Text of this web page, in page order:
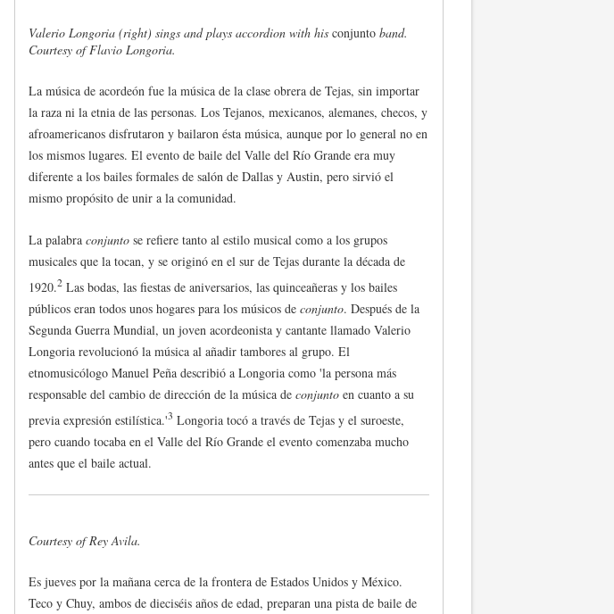
Valerio Longoria (right) sings and plays accordion with his conjunto band.
Courtesy of Flavio Longoria.
La música de acordeón fue la música de la clase obrera de Tejas, sin importar
la raza ni la etnia de las personas. Los Tejanos, mexicanos, alemanes, checos, y
afroamericanos disfrutaron y bailaron ésta música, aunque por lo general no en
los mismos lugares. El evento de baile del Valle del Río Grande era muy
diferente a los bailes formales de salón de Dallas y Austin, pero sirvió el
mismo propósito de unir a la comunidad.
La palabra conjunto se refiere tanto al estilo musical como a los grupos
musicales que la tocan, y se originó en el sur de Tejas durante la década de
1920.2 Las bodas, las fiestas de aniversarios, las quinceañeras y los bailes
públicos eran todos unos hogares para los músicos de conjunto. Después de la
Segunda Guerra Mundial, un joven acordeonista y cantante llamado Valerio
Longoria revolucionó la música al añadir tambores al grupo. El
etnomusicólogo Manuel Peña describió a Longoria como 'la persona más
responsable del cambio de dirección de la música de conjunto en cuanto a su
previa expresión estilística.'3 Longoria tocó a través de Tejas y el suroeste,
pero cuando tocaba en el Valle del Río Grande el evento comenzaba mucho
antes que el baile actual.
Courtesy of Rey Avila.
Es jueves por la mañana cerca de la frontera de Estados Unidos y México.
Teco y Chuy, ambos de dieciséis años de edad, preparan una pista de baile de